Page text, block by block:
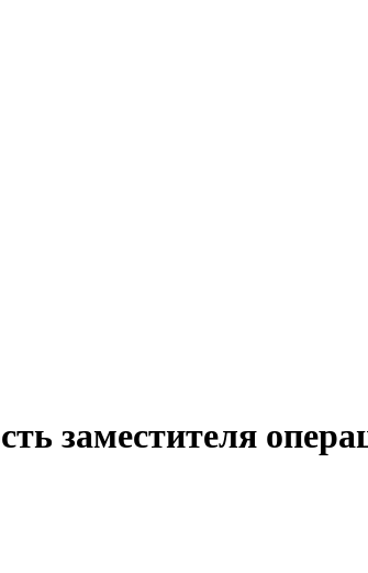
заместителя